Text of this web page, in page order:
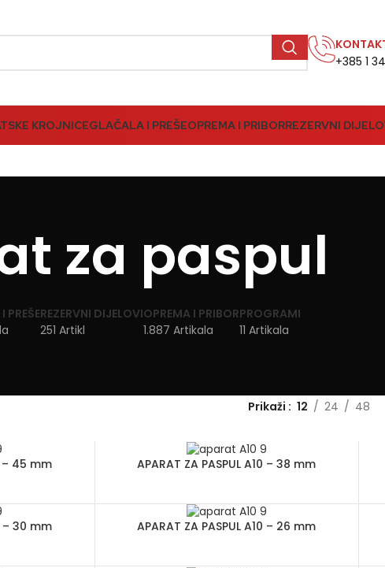
+385 1
KROJNICEGLAČALA I PREŠEOPREMA I PRIBORREZERVNI
za paspul
PREŠEREZERVNI DIJELOVI
251 Artikl
OPREMA I PRIBOR
1.887 Artikala
PROGRAMI
11 Artikala
Prikaži 12 24 48
– 45 mm APARAT ZA PASPUL A10 – 38 mm
– 30 mm APARAT ZA PASPUL A10 – 26 mm